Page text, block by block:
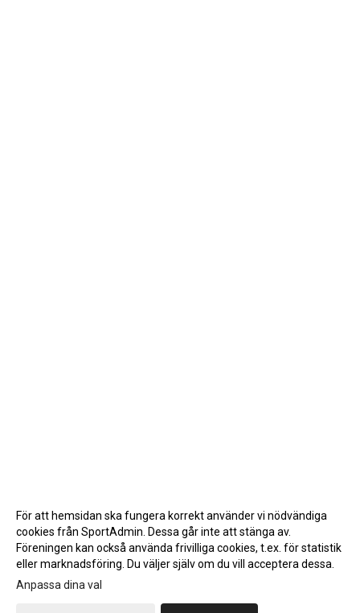
Gå till Webbversion
För att hemsidan ska fungera korrekt använder vi nödvändiga
cookies från SportAdmin. Dessa går inte att stänga av.
Föreningen kan också använda frivilliga cookies, t.ex. för statistik
eller marknadsföring. Du väljer själv om du vill acceptera dessa.
Anpassa dina val